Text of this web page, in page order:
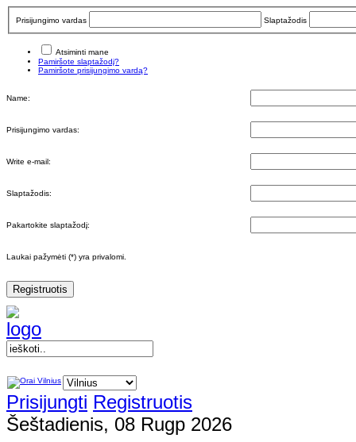
Prisijungimo vardas Slaptažodis
Atsiminti mane
Pamiršote slaptažodį?
Pamiršote prisijungimo vardą?
Name:
Prisijungimo vardas:
Write e-mail:
Slaptažodis:
Pakartokite slaptažodį:
Laukai pažymėti (*) yra privalomi.
Registruotis
Prisijungti Registruotis
Šeštadienis, 08 Rugp 2026